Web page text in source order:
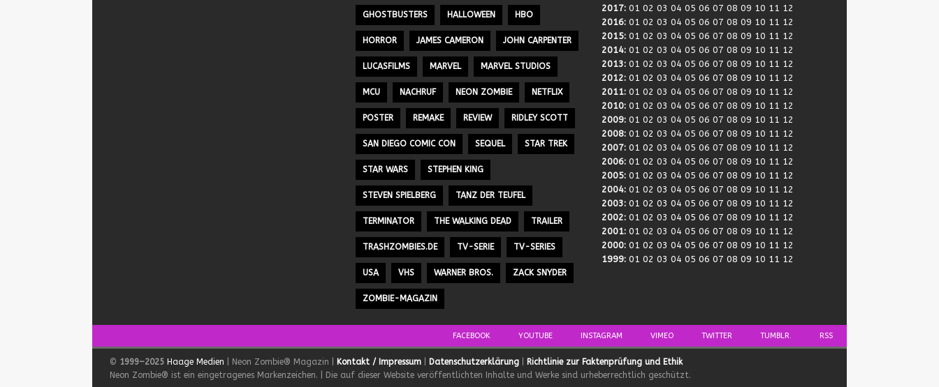
GHOSTBUSTERS HALLOWEEN HBO
HORROR JAMES CAMERON JOHN CARPENTER
LUCASFILMS MARVEL MARVEL STUDIOS
MCU NACHRUF NEON ZOMBIE NETFLIX
POSTER REMAKE REVIEW RIDLEY SCOTT
SAN DIEGO COMIC CON SEQUEL STAR TREK
STAR WARS STEPHEN KING
STEVEN SPIELBERG TANZ DER TEUFEL
TERMINATOR THE WALKING DEAD TRAILER
TRASHZOMBIES.DE TV-SERIE TV-SERIES
USA VHS WARNER BROS. ZACK SNYDER
ZOMBIE-MAGAZIN
2017: 01 02 03 04 05 06 07 08 09 10 11 12
2016: 01 02 03 04 05 06 07 08 09 10 11 12
2015: 01 02 03 04 05 06 07 08 09 10 11 12
2014: 01 02 03 04 05 06 07 08 09 10 11 12
2013: 01 02 03 04 05 06 07 08 09 10 11 12
2012: 01 02 03 04 05 06 07 08 09 10 11 12
2011: 01 02 03 04 05 06 07 08 09 10 11 12
2010: 01 02 03 04 05 06 07 08 09 10 11 12
2009: 01 02 03 04 05 06 07 08 09 10 11 12
2008: 01 02 03 04 05 06 07 08 09 10 11 12
2007: 01 02 03 04 05 06 07 08 09 10 11 12
2006: 01 02 03 04 05 06 07 08 09 10 11 12
2005: 01 02 03 04 05 06 07 08 09 10 11 12
2004: 01 02 03 04 05 06 07 08 09 10 11 12
2003: 01 02 03 04 05 06 07 08 09 10 11 12
2002: 01 02 03 04 05 06 07 08 09 10 11 12
2001: 01 02 03 04 05 06 07 08 09 10 11 12
2000: 01 02 03 04 05 06 07 08 09 10 11 12
1999: 01 02 03 04 05 06 07 08 09 10 11 12
FACEBOOK YOUTUBE INSTAGRAM VIMEO TWITTER TUMBLR. RSS
© 1999–2025 Haage Medien | Neon Zombie® Magazin | Kontakt / Impressum Datenschutzerklärung
Richtlinie zur Faktenprüfung und Ethik
Neon Zombie® ist ein eingetragenes Markenzeichen. | Die auf dieser Website veröffentlichten Inhalte und Werke sind urheberrechtlich geschützt.